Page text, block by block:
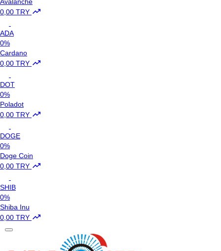
0,00 TRY
ADA
0%
Cardano
0,00 TRY
DOT
0%
Poladot
0,00 TRY
DOGE
0%
Doge Coin
0,00 TRY
SHIB
0%
Shiba Inu
0,00 TRY